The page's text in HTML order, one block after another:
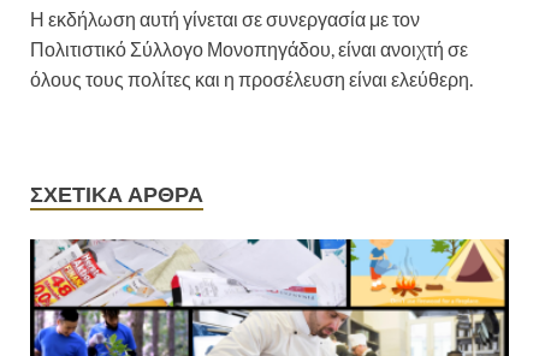
Η εκδήλωση αυτή γίνεται σε συνεργασία με τον
Πολιτιστικό Σύλλογο Μονοπηγάδου, είναι ανοιχτή σε
όλους τους πολίτες και η προσέλευση είναι ελεύθερη.
ΣΧΕΤΙΚΆ ΆΡΘΡΑ